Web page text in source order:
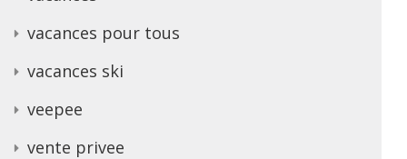
vacances pour tous
vacances ski
veepee
vente privee